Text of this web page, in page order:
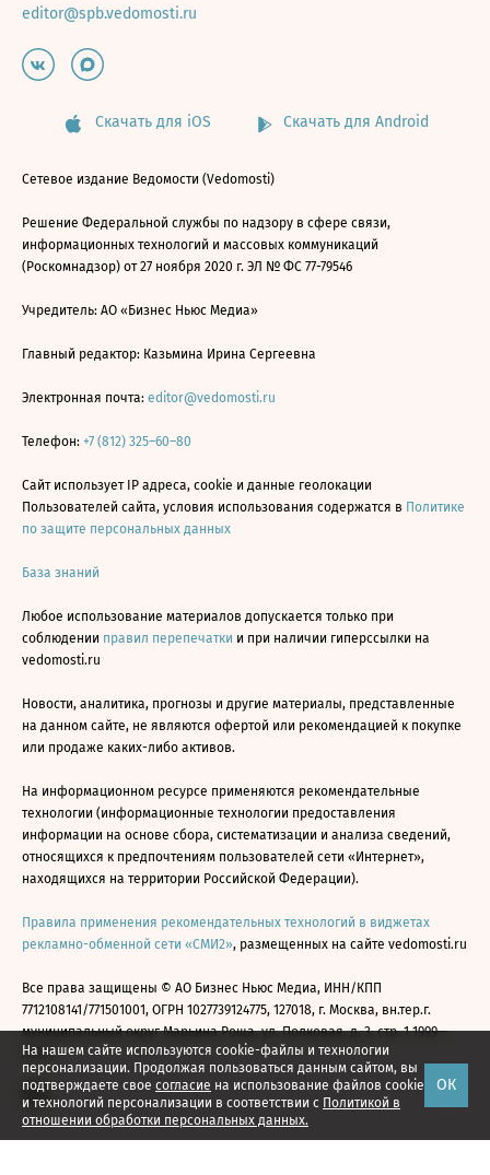
На нашем сайте используются cookie-файлы и технологии
персонализации. Продолжая пользоваться данным сайтом, вы
подтверждаете свое согласие на использование файлов cookie
и технологий персонализации в соответствии с Политикой в
отношении обработки персональных данных.
ОК
editor@spb.vedomosti.ru
Скачать для iOS Скачать для Android
Сетевое издание Ведомости (Vedomosti)
Решение Федеральной службы по надзору в сфере связи,
информационных технологий и массовых коммуникаций
(Роскомнадзор) от 27 ноября 2020 г. ЭЛ № ФС 77-79546
Учредитель: АО «Бизнес Ньюс Медиа»
Главный редактор: Казьмина Ирина Сергеевна
Электронная почта: editor@vedomosti.ru
Телефон: +7 (812) 325–60–80
Сайт использует IP адреса, cookie и данные геолокации
Пользователей сайта, условия использования содержатся в Политике
по защите персональных данных
База знаний
Любое использование материалов допускается только при
соблюдении правил перепечатки и при наличии гиперссылки на
vedomosti.ru
Новости, аналитика, прогнозы и другие материалы, представленные
на данном сайте, не являются офертой или рекомендацией к покупке
или продаже каких-либо активов.
На информационном ресурсе применяются рекомендательные
технологии (информационные технологии предоставления
информации на основе сбора, систематизации и анализа сведений,
относящихся к предпочтениям пользователей сети «Интернет»,
находящихся на территории Российской Федерации).
Правила применения рекомендательных технологий в виджетах
рекламно-обменной сети «СМИ2», размещенных на сайте vedomosti.ru
Все права защищены © АО Бизнес Ньюс Медиа, ИНН/КПП
7712108141/771501001, ОГРН 1027739124775, 127018, г. Москва, вн.тер.г.
муниципальный округ Марьина Роща, ул. Полковая, д. 3, стр. 1 1999—
2026